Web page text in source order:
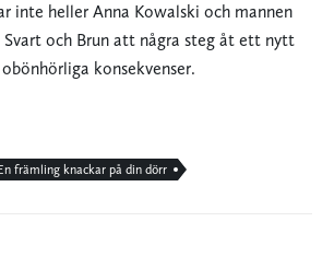
inte heller Anna Kowalski och mannen
Svart och Brun att några steg åt ett nytt
konsekvenser.
främling knackar på din dörr